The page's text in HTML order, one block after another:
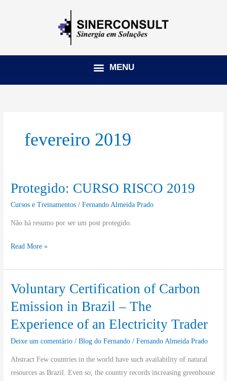
fevereiro 2019
Protegido: CURSO RISCO 2019
Cursos e Treinamentos /Fernando Almeida Prado
Não há resumo por ser um post protegido.
Protegido:
2019
Read More »
Voluntary Certification of Carbon
Emission in Brazil – The
Experience of an Electricity Trader
Deixe um comentário /Blog do Fernando /Fernando Almeida Prado
Abstract Few countries in the world have such availability of natural
resources as Brazil. Even so, the country records increasing greenhouse
Voluntary
of
Carbon
Emission